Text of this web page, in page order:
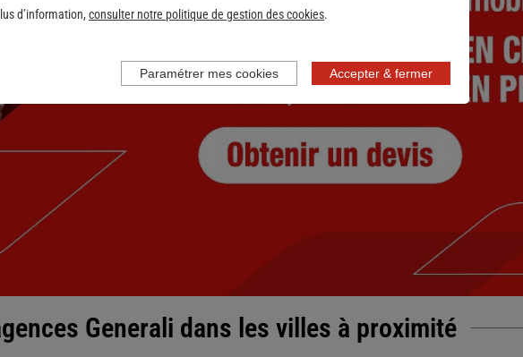
Generali dans les villes à proximité
d’information, consulter notre politique de gestion des cookies.
Accepter & fermer
Paramétrer mes cookies